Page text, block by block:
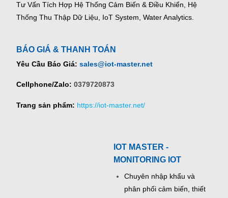
Tư Vấn Tích Hợp Hệ Thống Cảm Biến & Điều Khiển, Hệ
Thống Thu Thập Dữ Liệu, IoT System, Water Analytics.
BÁO GIÁ & THANH TOÁN
Yêu Cầu Báo Giá: sales@iot-master.net
Cellphone/Zalo: 0379720873
Trang sản phẩm: https://iot-master.net/
IOT MASTER -
MONITORING IOT
Chuyên nhập khẩu và
phân phối cảm biến, thiết